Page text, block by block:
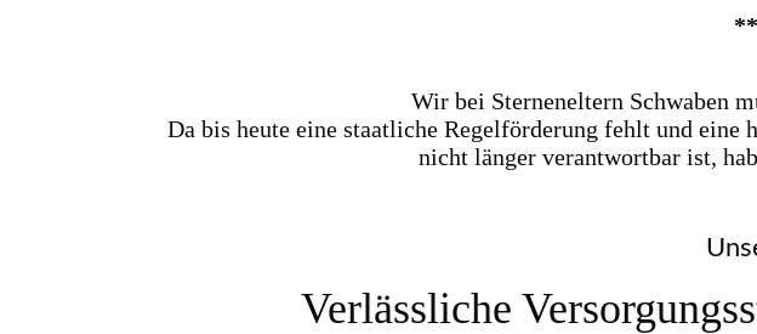
Wir bei Sterneneltern Schwaben
Da bis heute eine staatliche Regelförderung fehlt und
nicht länger verantwortbar ist,
Verlässliche